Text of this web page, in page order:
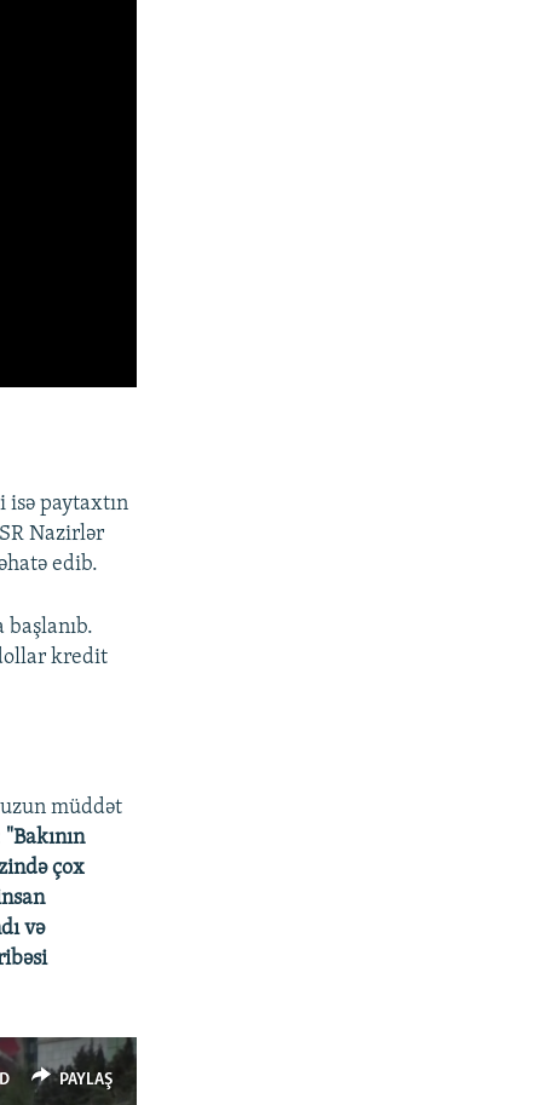
isə paytaxtın
Nazirlər
edib.
başlanıb.
kredit
müddət
"Bakının
çox
və
PAYLAŞ